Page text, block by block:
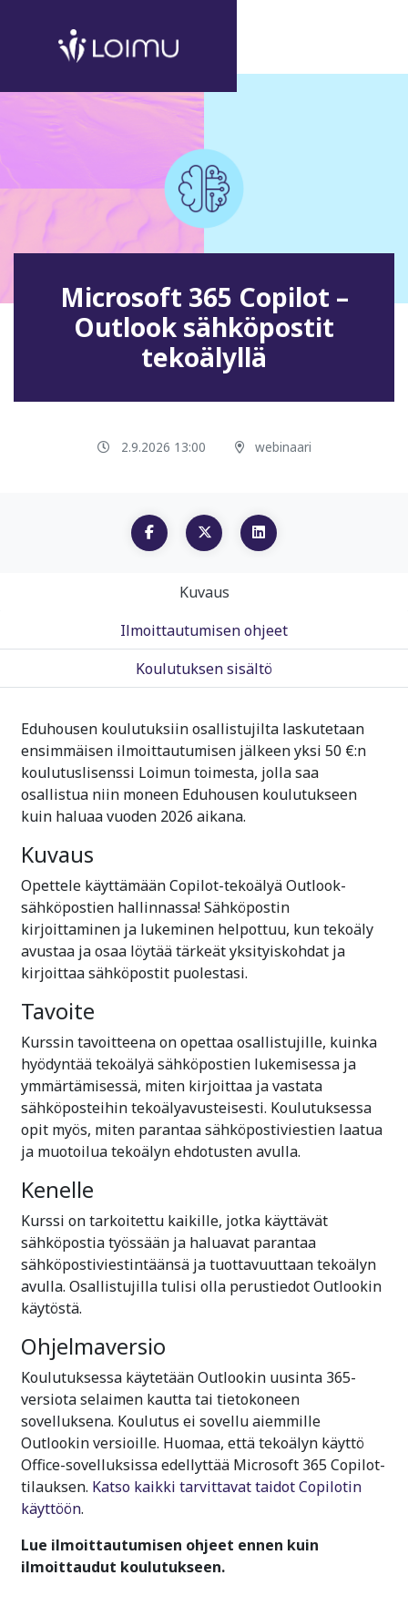
Microsoft 365 Copilot –
Outlook sähköpostit
tekoälyllä
2.9.2026 13:00 webinaari
Kuvaus
Ilmoittautumisen ohjeet
Koulutuksen sisältö
Eduhousen koulutuksiin osallistujilta laskutetaan
ensimmäisen ilmoittautumisen jälkeen yksi 50 €:n
koulutuslisenssi Loimun toimesta, jolla saa
osallistua niin moneen Eduhousen koulutukseen
kuin haluaa vuoden 2026 aikana.
Kuvaus
Opettele käyttämään Copilot-tekoälyä Outlook-
sähköpostien hallinnassa! Sähköpostin
kirjoittaminen ja lukeminen helpottuu, kun tekoäly
avustaa ja osaa löytää tärkeät yksityiskohdat ja
kirjoittaa sähköpostit puolestasi.
Tavoite
Kurssin tavoitteena on opettaa osallistujille, kuinka
hyödyntää tekoälyä sähköpostien lukemisessa ja
ymmärtämisessä, miten kirjoittaa ja vastata
sähköposteihin tekoälyavusteisesti. Koulutuksessa
opit myös, miten parantaa sähköpostiviestien laatua
ja muotoilua tekoälyn ehdotusten avulla.
Kenelle
Kurssi on tarkoitettu kaikille, jotka käyttävät
sähköpostia työssään ja haluavat parantaa
sähköpostiviestintäänsä ja tuottavuuttaan tekoälyn
avulla. Osallistujilla tulisi olla perustiedot Outlookin
käytöstä.
Ohjelmaversio
Koulutuksessa käytetään Outlookin uusinta 365-
versiota selaimen kautta tai tietokoneen
sovelluksena. Koulutus ei sovellu aiemmille
Outlookin versioille. Huomaa, että tekoälyn käyttö
Office-sovelluksissa edellyttää Microsoft 365 Copilot-
tilauksen. Katso kaikki tarvittavat taidot Copilotin
käyttöön.
Lue ilmoittautumisen ohjeet ennen kuin
ilmoittaudut koulutukseen.